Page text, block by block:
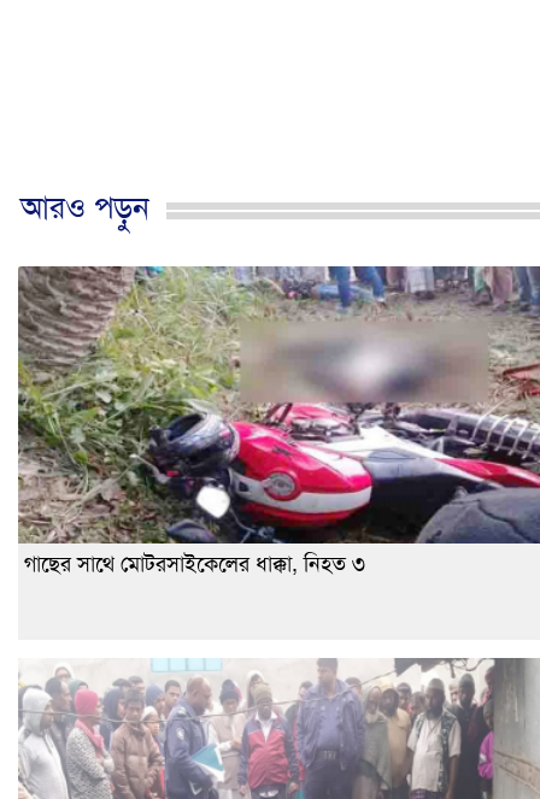
আরও পড়ুন
গাছের সাথে মোটরসাইকেলের ধাক্কা, নিহত ৩